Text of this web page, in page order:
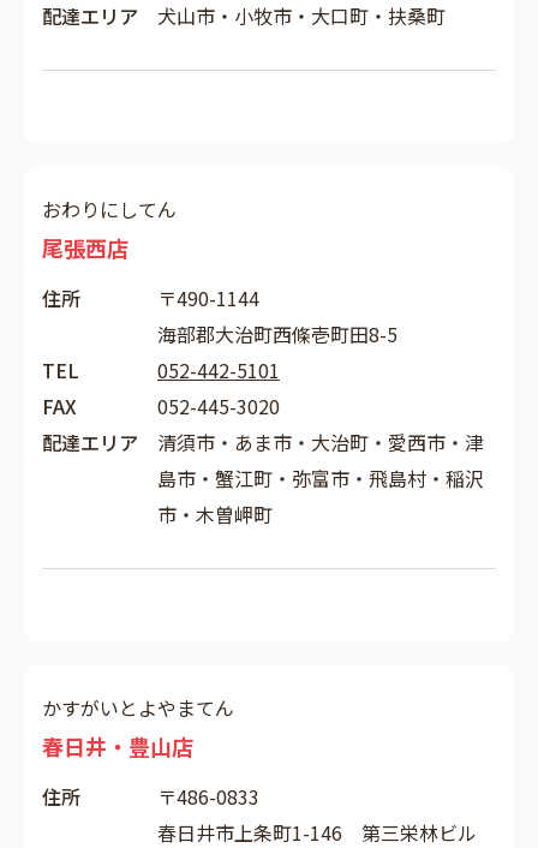
配達エリア
犬山市・小牧市・大口町・扶桑町
おわりにしてん
尾張西店
住所
〒490-1144
海部郡大治町西條壱町田8-5
TEL
052-442-5101
FAX
052-445-3020
配達エリア
清須市・あま市・大治町・愛西市・津
島市・蟹江町・弥富市・飛島村・稲沢
市・木曽岬町
かすがいとよやまてん
春日井・豊山店
住所
〒486-0833
春日井市上条町1-146 第三栄林ビル